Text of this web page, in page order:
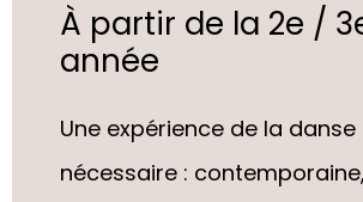
À partir de la 2e /
année
Une expérience de la danse
nécessaire : contemporaine,